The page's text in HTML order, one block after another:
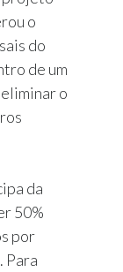
o
do
de um
o
da
50%
por
Para